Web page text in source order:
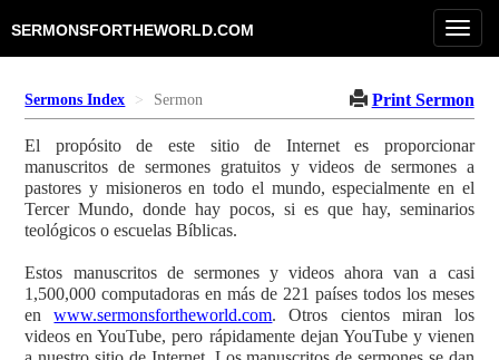
SERMONSFORTHEWORLD.COM
Sermons Index Sermon Print Sermon
El propósito de este sitio de Internet es proporcionar
manuscritos de sermones gratuitos y videos de sermones a
pastores y misioneros en todo el mundo, especialmente en el
Tercer Mundo, donde hay pocos, si es que hay, seminarios
teológicos o escuelas Bíblicas.
Estos manuscritos de sermones y videos ahora van a casi
1,500,000 computadoras en más de 221 países todos los meses
enwww.sermonsfortheworld.com. Otros cientos miran los
videos en YouTube, pero rápidamente dejan YouTube y vienen